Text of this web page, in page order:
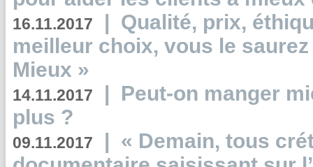
16.11.2017 | Qualité, prix,
meilleur choix, vous le
Mieux »
14.11.2017 | Peut-on manger
plus ?
09.11.2017 | « Demain, tous